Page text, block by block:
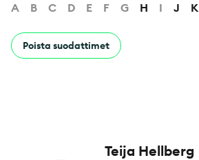
A B C D E F G H I J K
Poista suodattimet
Teija Hellberg